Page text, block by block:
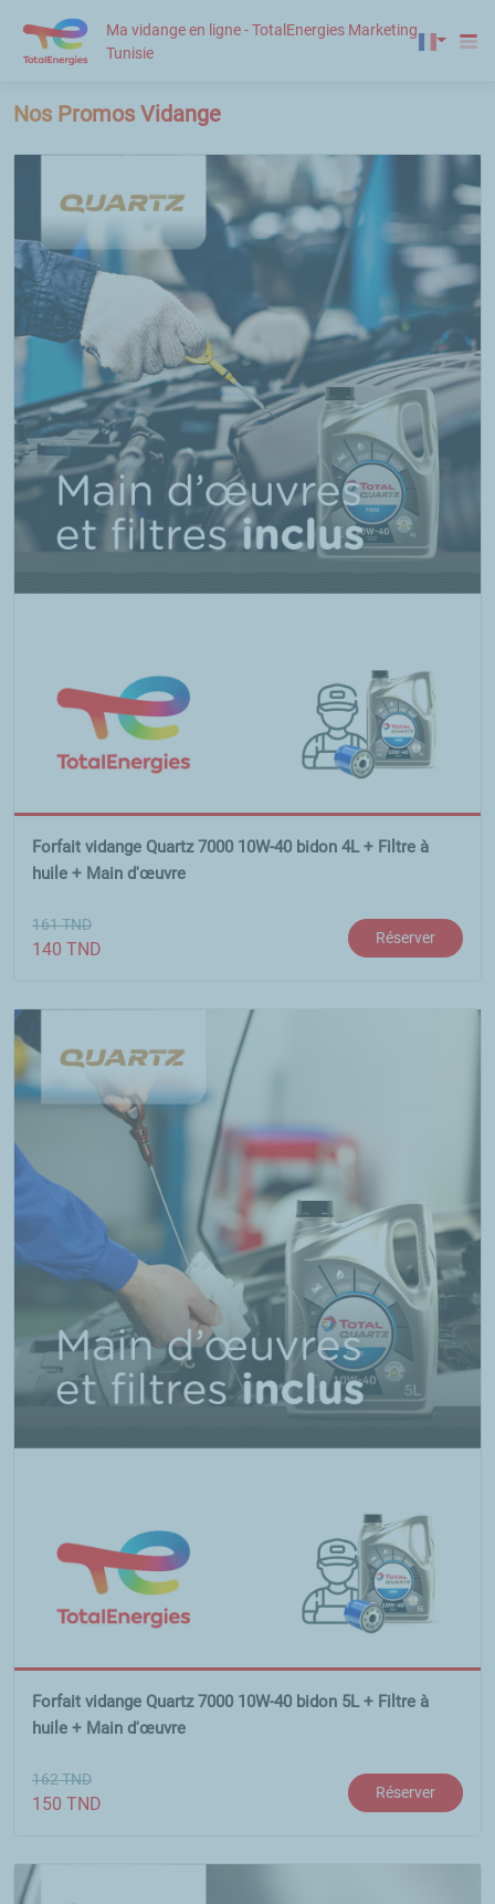
Ma vidange en ligne - TotalEnergies Marketing
Tunisie
Nos Promos Vidange
Forfait vidange Quartz 7000 10W-40 bidon 4L + Filtre à
huile + Main d'œuvre
161TND
140 TND
Réserver
Forfait vidange Quartz 7000 10W-40 bidon 5L + Filtre à
huile + Main d'œuvre
162TND
150 TND
Réserver